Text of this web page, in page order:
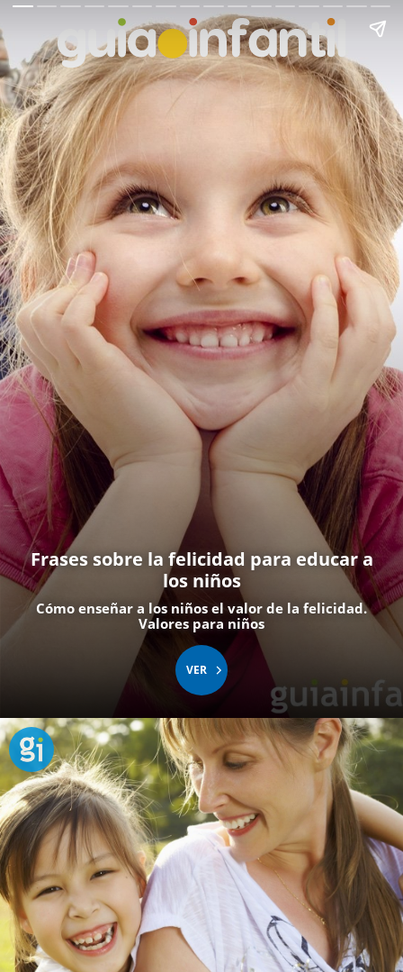
Frases sobre la felicidad para educar a
los niños
Cómo enseñar a los niños el valor de la felicidad.
Valores para niños
VER